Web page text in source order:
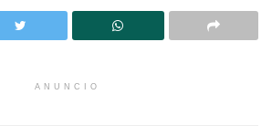
ANUNCIO